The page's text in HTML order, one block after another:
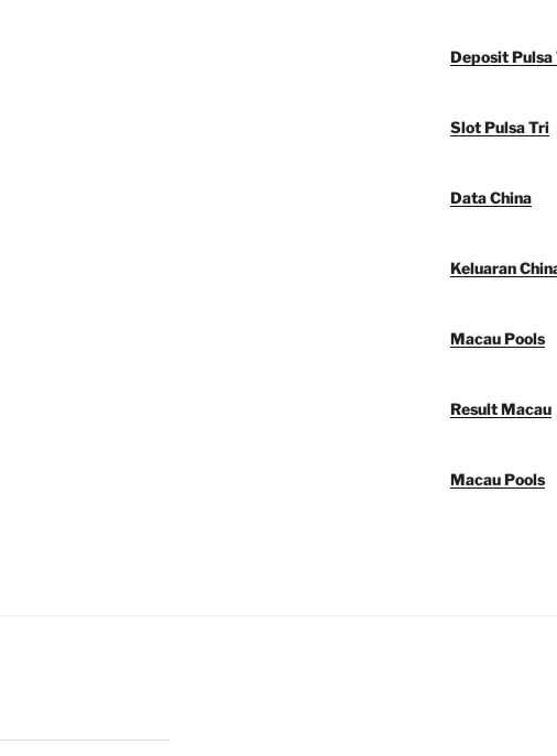
Deposit Pulsa
Slot Pulsa Tri
Data China
Keluaran
Macau Pools
Result Macau
Macau Pools